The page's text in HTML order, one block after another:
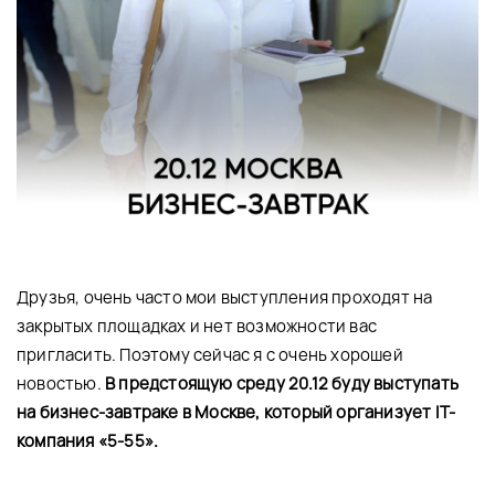
Друзья, очень часто мои выступления проходят на
закрытых площадках и нет возможности вас
пригласить. Поэтому сейчас я с очень хорошей
новостью. В предстоящую среду 20.12 буду выступать
на бизнес-завтраке в Москве, который организует IT-
компания «5-55».